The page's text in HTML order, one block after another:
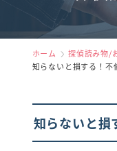
調査項目
料金
お客様
ホーム 探偵読み物/
知らないと損する！不
知らないと損